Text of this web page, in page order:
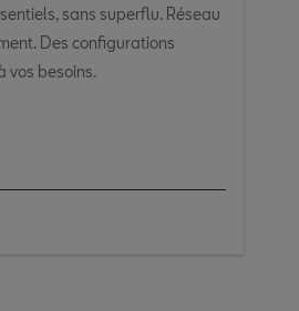
sans superflu. Réseau
Des configurations
vos besoins.